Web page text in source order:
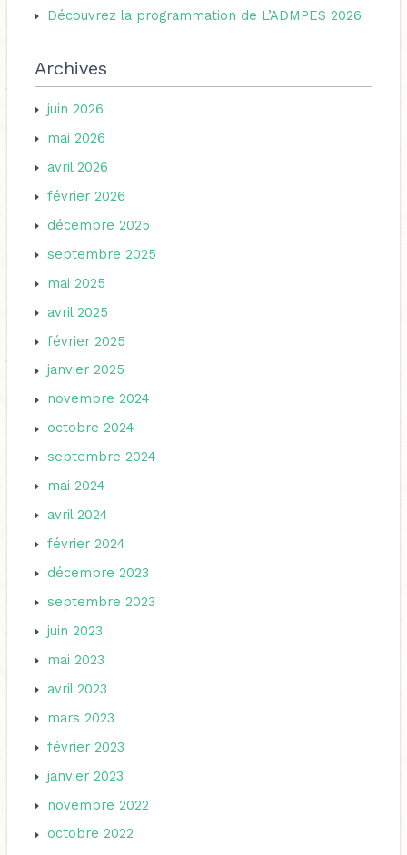
Découvrez la programmation de L’ADMPES 2026
Archives
juin 2026
mai 2026
avril 2026
février 2026
décembre 2025
septembre 2025
mai 2025
avril 2025
février 2025
janvier 2025
novembre 2024
octobre 2024
septembre 2024
mai 2024
avril 2024
février 2024
décembre 2023
septembre 2023
juin 2023
mai 2023
avril 2023
mars 2023
février 2023
janvier 2023
novembre 2022
octobre 2022